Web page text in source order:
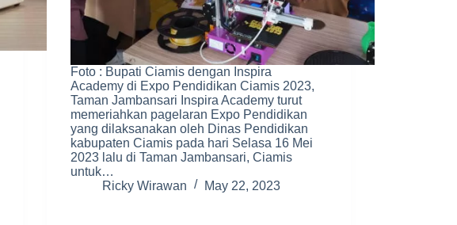
Foto : Bupati Ciamis dengan Inspira
Academy di Expo Pendidikan Ciamis 2023,
Taman Jambansari Inspira Academy turut
memeriahkan pagelaran Expo Pendidikan
yang dilaksanakan oleh Dinas Pendidikan
kabupaten Ciamis pada hari Selasa 16 Mei
2023 lalu di Taman Jambansari, Ciamis
untuk…
Ricky Wirawan
May 22, 2023